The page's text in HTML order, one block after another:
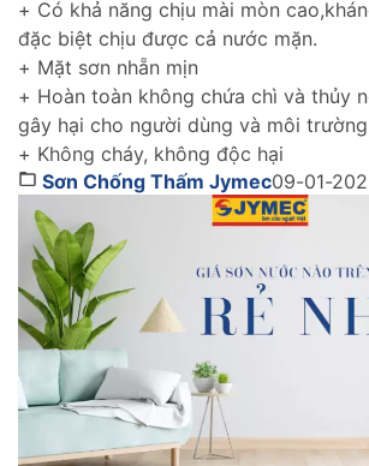
+ Có khả năng chịu mài mòn
đặc biệt chịu được cả nước mặn.
+ Mặt sơn nhẵn mịn
+ Hoàn toàn không chứa chì và thủy
gây hại cho người dùng và môi trường
+ Không cháy, không độc hại
Sơn Chống Thấm Jymec09-01-